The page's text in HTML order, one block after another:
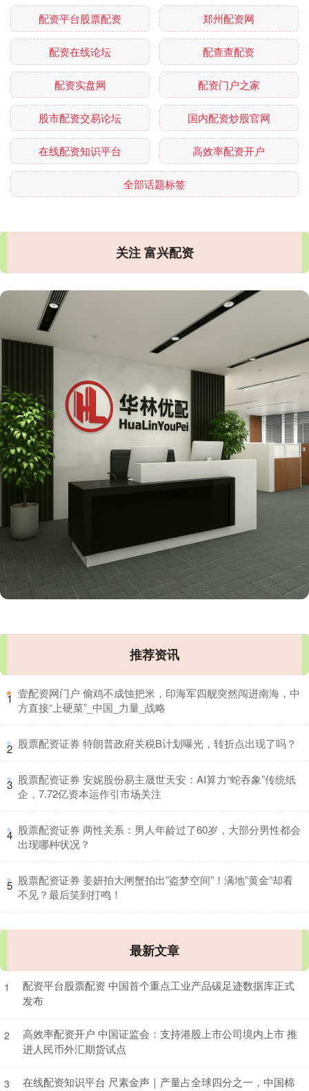
配资平台股票配资 郑州配资网
配资在线论坛 配查查配资
配资实盘网 配资门户之家
股市配资交易论坛 国内配资炒股官网
在线配资知识平台 高效率配资开户
全部话题标签
关注 富兴配资
推荐资讯
1 ​壹配资网门户 偷鸡不成蚀把米，印海军四舰突然闯进南海，中
方直接“上硬菜”_中国_力量_战略
2 ​股票配资证券 特朗普政府关税B计划曝光，转折点出现了吗？
3 ​股票配资证券 安妮股份易主晟世天安：AI算力“蛇吞象”传统纸
企，7.72亿资本运作引市场关注
4 ​股票配资证券 两性关系：男人年龄过了60岁，大部分男性都会
出现哪种状况？
5 ​股票配资证券 姜妍拍大闸蟹拍出”盗梦空间”！满地”黄金”却看
不见？最后笑到打鸣！
最新文章
1
配资平台股票配资 中国首个重点工业产品碳足迹数据库正式
发布
2
高效率配资开户 中国证监会：支持港股上市公司境内上市 推
进人民币外汇期货试点
3
在线配资知识平台 尺素金声｜产量占全球四分之一，中国棉